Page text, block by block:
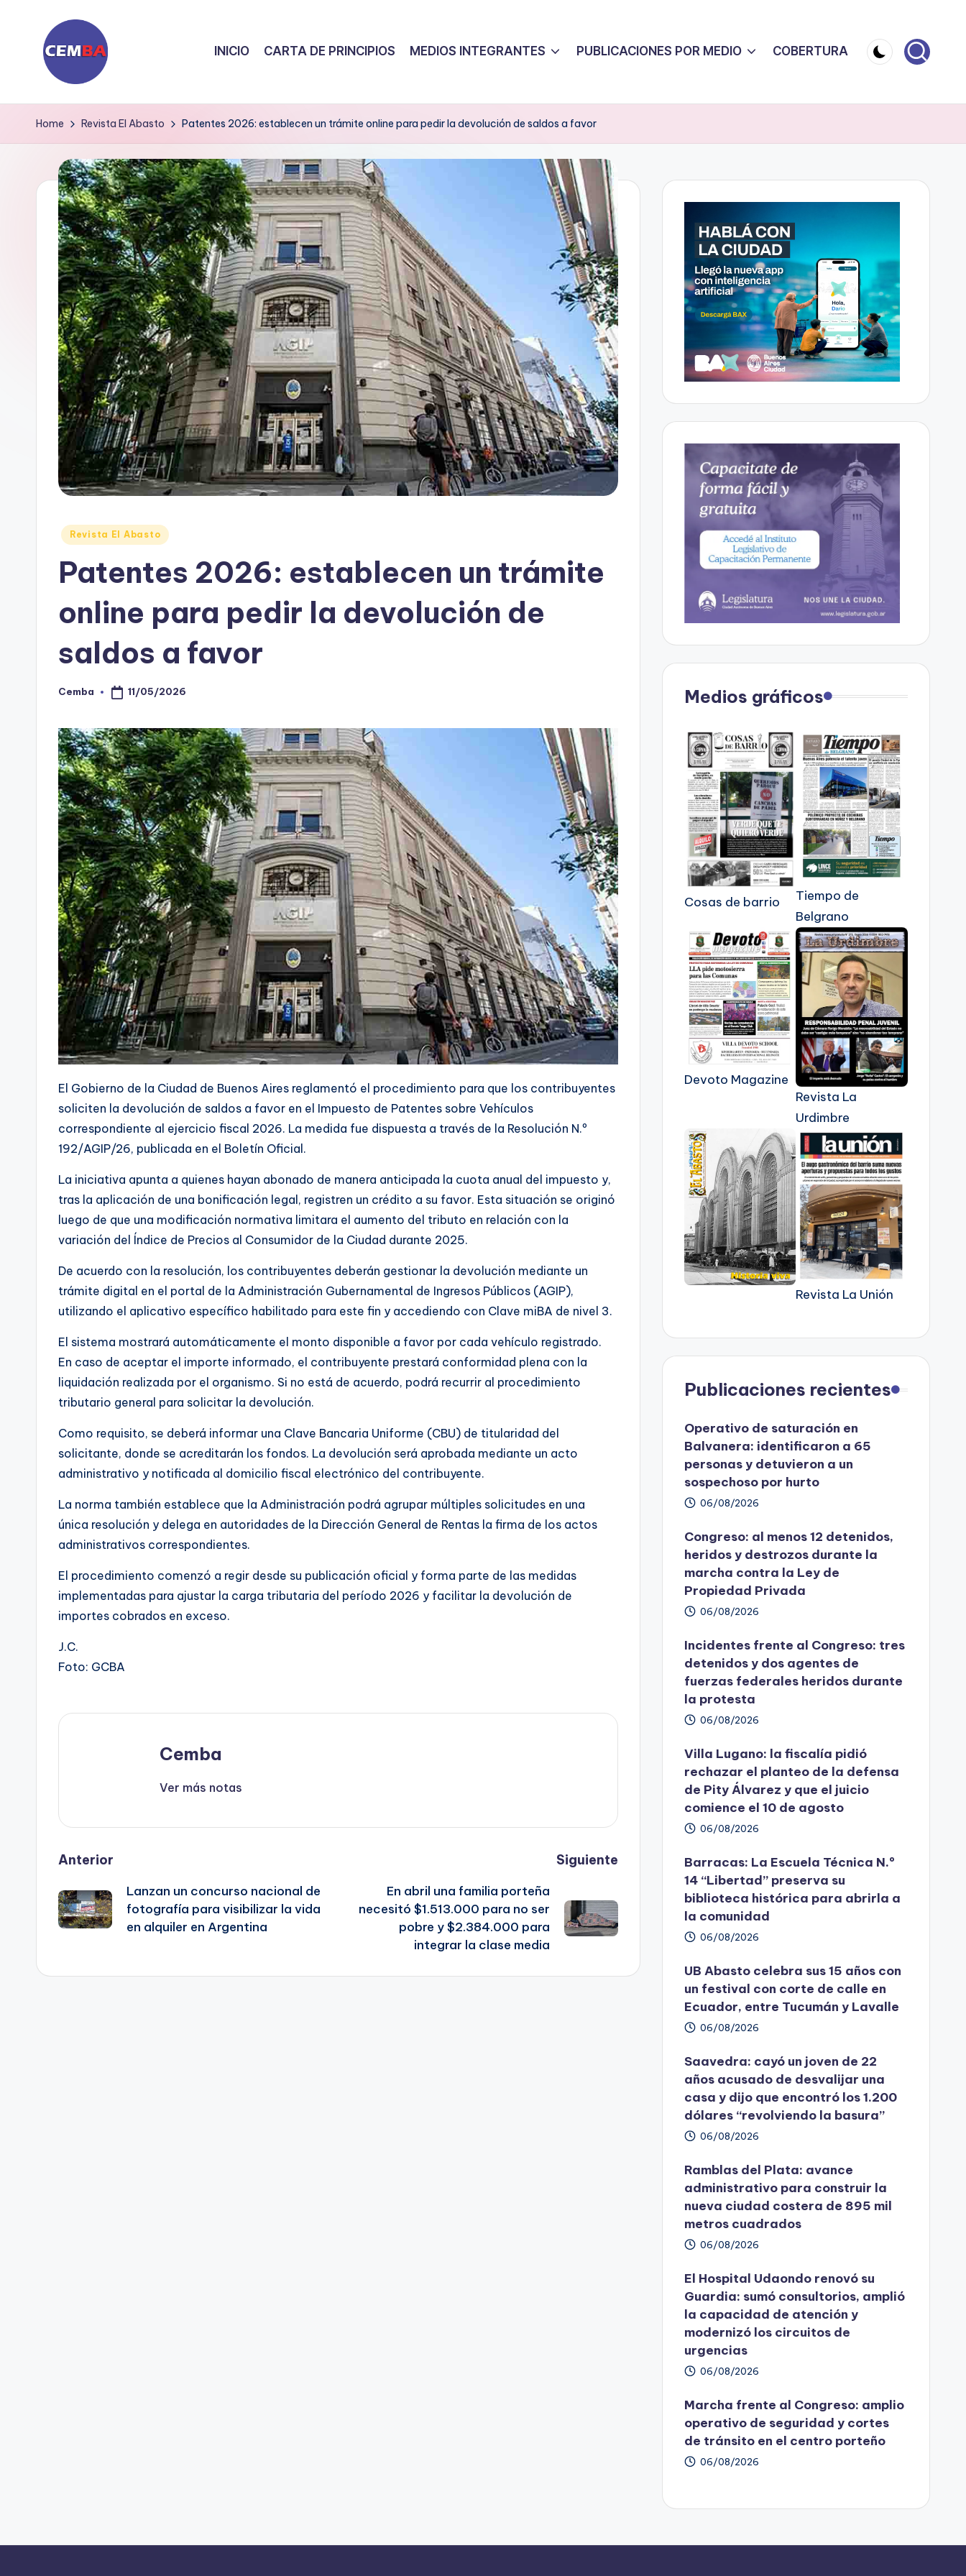
D
i
ri
C
M
A
INICIO CARTA DE PRINCIPIOS MEDIOS INTEGRANTES PUBLICACIONES POR MEDIO COBERTURA
Home Revista El Abasto Patentes 2026: establecen un trámite online para pedir la devolución de saldos a favor
Posted
Revista El Abasto
Patentes 2026: establecen un trámite
online para pedir la devolución de
saldos a favor
Posted
Cemba 11/05/2026
El Gobierno de la Ciudad de Buenos Aires reglamentó el procedimiento para que los contribuyentes
soliciten la devolución de saldos a favor en el Impuesto de Patentes sobre Vehículos
correspondiente al ejercicio fiscal 2026. La medida fue dispuesta a través de la Resolución N.º
192/AGIP/26, publicada en el Boletín Oficial.
La iniciativa apunta a quienes hayan abonado de manera anticipada la cuota anual del impuesto y,
tras la aplicación de una bonificación legal, registren un crédito a su favor. Esta situación se originó
luego de que una modificación normativa limitara el aumento del tributo en relación con la
variación del Índice de Precios al Consumidor de la Ciudad durante 2025.
De acuerdo con la resolución, los contribuyentes deberán gestionar la devolución mediante un
trámite digital en el portal de la Administración Gubernamental de Ingresos Públicos (AGIP),
utilizando el aplicativo específico habilitado para este fin y accediendo con Clave miBA de nivel 3.
El sistema mostrará automáticamente el monto disponible a favor por cada vehículo registrado.
En caso de aceptar el importe informado, el contribuyente prestará conformidad plena con la
liquidación realizada por el organismo. Si no está de acuerdo, podrá recurrir al procedimiento
tributario general para solicitar la devolución.
Como requisito, se deberá informar una Clave Bancaria Uniforme (CBU) de titularidad del
solicitante, donde se acreditarán los fondos. La devolución será aprobada mediante un acto
administrativo y notificada al domicilio fiscal electrónico del contribuyente.
La norma también establece que la Administración podrá agrupar múltiples solicitudes en una
única resolución y delega en autoridades de la Dirección General de Rentas la firma de los actos
administrativos correspondientes.
El procedimiento comenzó a regir desde su publicación oficial y forma parte de las medidas
implementadas para ajustar la carga tributaria del período 2026 y facilitar la devolución de
importes cobrados en exceso.
J.C.
Foto: GCBA
Cemba
Ver más notas
Post
navigation
Anterior
Lanzan un concurso nacional de
fotografía para visibilizar la vida
en alquiler en Argentina
Siguiente
En abril una familia porteña
necesitó $1.513.000 para no ser
pobre y $2.384.000 para
integrar la clase media
Medios gráficos
Cosas de barrio
Tiempo de
Belgrano
Devoto Magazine
Revista La
Urdimbre
Revista La Unión
Publicaciones recientes
Operativo de saturación en
Balvanera: identificaron a 65
personas y detuvieron a un
sospechoso por hurto
06/08/2026
Congreso: al menos 12 detenidos,
heridos y destrozos durante la
marcha contra la Ley de
Propiedad Privada
06/08/2026
Incidentes frente al Congreso: tres
detenidos y dos agentes de
fuerzas federales heridos durante
la protesta
06/08/2026
Villa Lugano: la fiscalía pidió
rechazar el planteo de la defensa
de Pity Álvarez y que el juicio
comience el 10 de agosto
06/08/2026
Barracas: La Escuela Técnica N.º
14 “Libertad” preserva su
biblioteca histórica para abrirla a
la comunidad
06/08/2026
UB Abasto celebra sus 15 años con
un festival con corte de calle en
Ecuador, entre Tucumán y Lavalle
06/08/2026
Saavedra: cayó un joven de 22
años acusado de desvalijar una
casa y dijo que encontró los 1.200
dólares “revolviendo la basura”
06/08/2026
Ramblas del Plata: avance
administrativo para construir la
nueva ciudad costera de 895 mil
metros cuadrados
06/08/2026
El Hospital Udaondo renovó su
Guardia: sumó consultorios, amplió
la capacidad de atención y
modernizó los circuitos de
urgencias
06/08/2026
Marcha frente al Congreso: amplio
operativo de seguridad y cortes
de tránsito en el centro porteño
06/08/2026